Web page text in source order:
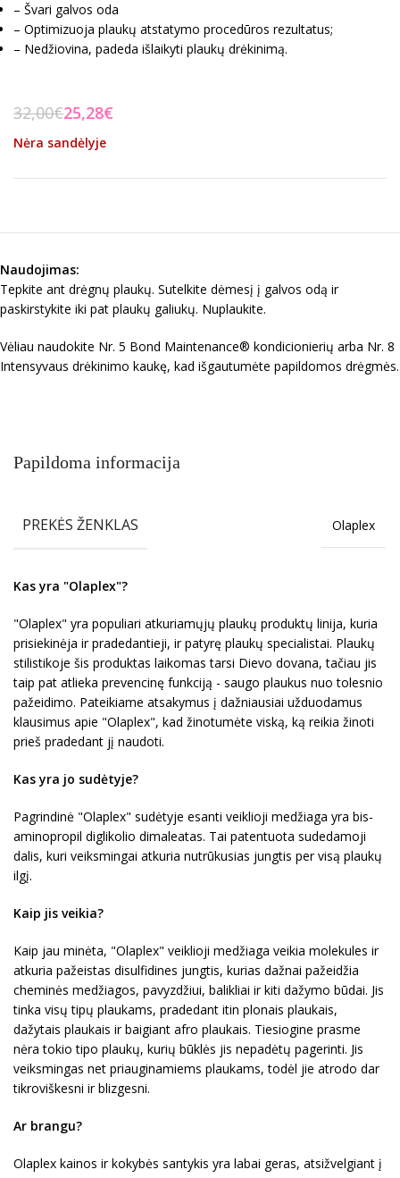
– Švari galvos oda
– Optimizuoja plaukų atstatymo procedūros rezultatus;
– Nedžiovina, padeda išlaikyti plaukų drėkinimą.
32,00€25,28€
Nėra sandėlyje
Naudojimas:
Tepkite ant drėgnų plaukų. Sutelkite dėmesį į galvos odą ir
paskirstykite iki pat plaukų galiukų. Nuplaukite.
Vėliau naudokite Nr. 5 Bond Maintenance® kondicionierių arba Nr. 8
Intensyvaus drėkinimo kaukę, kad išgautumėte papildomos drėgmės.
Papildoma informacija
PREKĖS ŽENKLAS Olaplex
Kas yra "Olaplex"?
"Olaplex" yra populiari atkuriamųjų plaukų produktų linija, kuria
prisiekinėja ir pradedantieji, ir patyrę plaukų specialistai. Plaukų
stilistikoje šis produktas laikomas tarsi Dievo dovana, tačiau jis
taip pat atlieka prevencinę funkciją - saugo plaukus nuo tolesnio
pažeidimo. Pateikiame atsakymus į dažniausiai užduodamus
klausimus apie "Olaplex", kad žinotumėte viską, ką reikia žinoti
prieš pradedant jį naudoti.
Kas yra jo sudėtyje?
Pagrindinė "Olaplex" sudėtyje esanti veiklioji medžiaga yra bis-
aminopropil diglikolio dimaleatas. Tai patentuota sudedamoji
dalis, kuri veiksmingai atkuria nutrūkusias jungtis per visą plaukų
ilgį.
Kaip jis veikia?
Kaip jau minėta, "Olaplex" veiklioji medžiaga veikia molekules ir
atkuria pažeistas disulfidines jungtis, kurias dažnai pažeidžia
cheminės medžiagos, pavyzdžiui, balikliai ir kiti dažymo būdai. Jis
tinka visų tipų plaukams, pradedant itin plonais plaukais,
dažytais plaukais ir baigiant afro plaukais. Tiesiogine prasme
nėra tokio tipo plaukų, kurių būklės jis nepadėtų pagerinti. Jis
veiksmingas net priauginamiems plaukams, todėl jie atrodo dar
tikroviškesni ir blizgesni.
Ar brangu?
Olaplex kainos ir kokybės santykis yra labai geras, atsižvelgiant į